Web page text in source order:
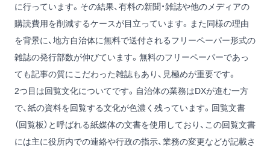
に行っています。その結果、有料の新聞・雑誌や他のメディアの
購読費用を削減するケースが目立っています。また同様の理由
を背景に、地方自治体に無料で送付されるフリーペーパー形式の
雑誌の発行部数が伸びています。無料のフリーペーパーであっ
ても記事の質にこだわった雑誌もあり、見極めが重要です。
2つ目は回覧文化についてです。自治体の業務はDXが進む一方
で、紙の資料を回覧する文化が色濃く残っています。回覧文書
（回覧板）と呼ばれる紙媒体の文書を使用しており、この回覧文書
には主に役所内での連絡や行政の指示、業務の変更などが記載さ